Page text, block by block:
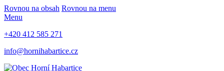
Rovnou na obsah Rovnou na menu
Menu
+420 412 585 271
info@hornihabartice.cz